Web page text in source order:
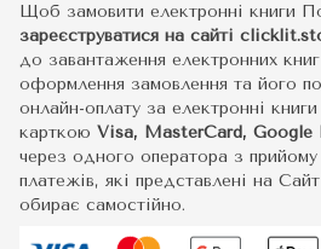
Щоб замовити електронні книги
зареєструватися на сайті
до завантаження електронних
оформлення замовлення та його
онлайн-оплату за електронні
карткою Visa, MasterCard, Google
через одного оператора з
платежів, які представлені на
обирає самостійно.